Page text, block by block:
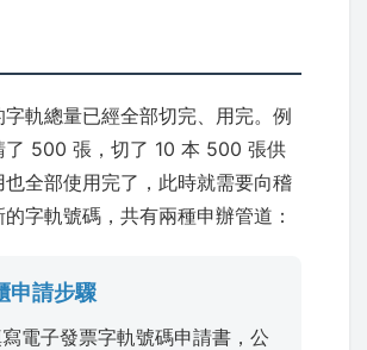
軌總量已經全部切完、用完。例
了 500 張，切了 10 本 500 張供
也全部使用完了，此時就需要向稽
字軌號碼，共有兩種申辦管道：
申請步驟
電子發票字軌號碼申請書，公